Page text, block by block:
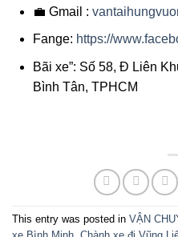
💼 Gmail :
Fange: https://
Bãi xe”: Số 58, Đ Liên
Bình Tân, TPHCM
This entry was posted in VẬN